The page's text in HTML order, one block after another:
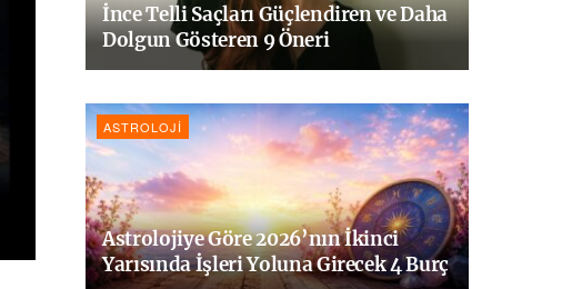
İnce Telli Saçları Güçlendiren ve Daha
Dolgun Gösteren 9 Öneri
ASTROLOJI
Astrolojiye Göre 2026’nın İkinci
Yarısında İşleri Yoluna Girecek 4 Burç